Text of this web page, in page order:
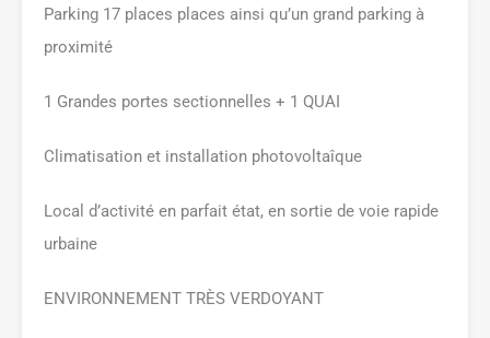
Parking 17 places places ainsi qu’un grand parking à
proximité
1 Grandes portes sectionnelles + 1 QUAI
Climatisation et installation photovoltaîque
Local d’activité en parfait état, en sortie de voie rapide
urbaine
ENVIRONNEMENT TRÈS VERDOYANT